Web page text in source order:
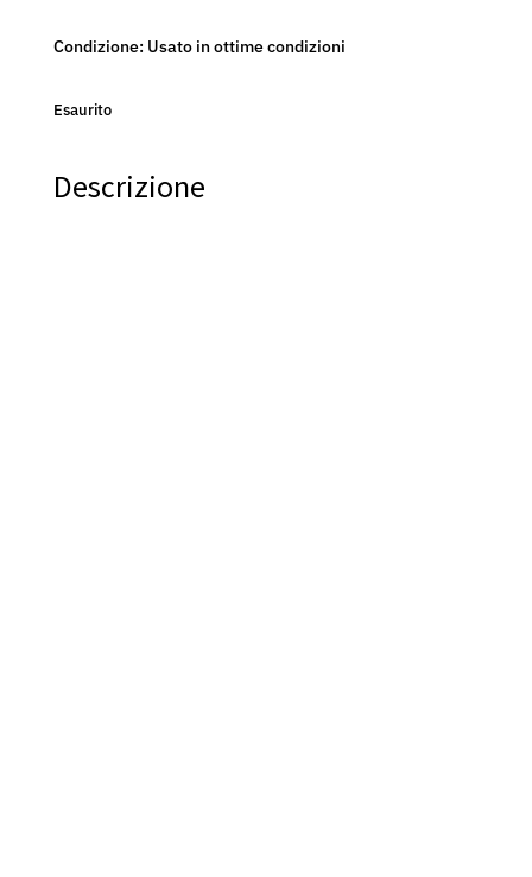
Condizione: Usato in ottime condizioni
Esaurito
Descrizione